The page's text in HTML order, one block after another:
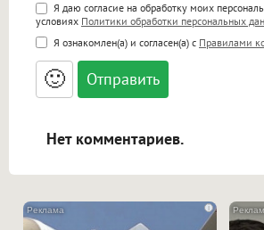
Поддержка HTML
<b>, <strong>, <u>, <i>, <em>,
<small>, <sup>, <sub>, <pre>,
<blockquote>, <code> экранирует
адреса URL автоматически
ссылками, и [img]адрес[/img]
Я даю согласие на обработку моих
условиях Политики обработки персональных
Я ознакомлен(а) и согласен(а) с Правилами
🙂
Нет комментариев.
i